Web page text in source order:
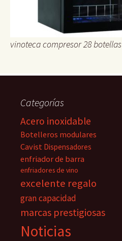
vinoteca compresor 28 botellas
Categorías
Acero inoxidable
Botelleros modulares
Cavist Dispensadores
enfriador de barra
enfriadores de vino
excelente regalo
gran capacidad
marcas prestigiosas
Noticias